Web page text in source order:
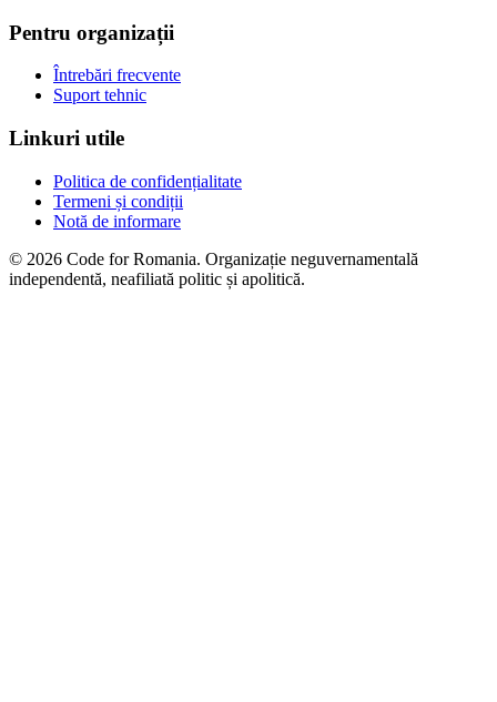
Pentru organizații
Întrebări frecvente
Suport tehnic
Linkuri utile
Politica de confidențialitate
Termeni și condiții
Notă de informare
© 2026 Code for Romania. Organizație neguvernamentală
independentă, neafiliată politic și apolitică.